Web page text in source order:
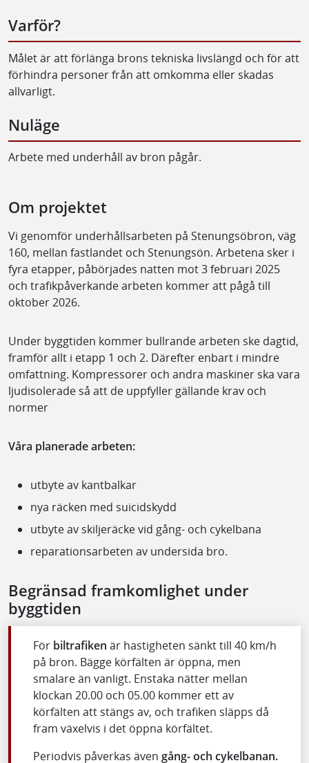
Varför?
Målet är att förlänga brons tekniska livslängd och för att
förhindra personer från att omkomma eller skadas
allvarligt.
Nuläge
Arbete med underhåll av bron pågår.
Om projektet
Vi genomför underhållsarbeten på Stenungsöbron, väg
160, mellan fastlandet och Stenungsön. Arbetena sker i
fyra etapper, påbörjades natten mot 3 februari 2025
och trafikpåverkande arbeten kommer att pågå till
oktober 2026.
Under byggtiden kommer bullrande arbeten ske dagtid,
framför allt i etapp 1 och 2. Därefter enbart i mindre
omfattning. Kompressorer och andra maskiner ska vara
ljudisolerade så att de uppfyller gällande krav och
normer
Våra planerade arbeten:
utbyte av kantbalkar
nya räcken med suicidskydd
utbyte av skiljeräcke vid gång- och cykelbana
reparationsarbeten av undersida bro.
Begränsad framkomlighet under
byggtiden
För biltrafiken är hastigheten sänkt till 40 km/h
på bron. Bägge körfälten är öppna, men
smalare än vanligt. Enstaka nätter mellan
klockan 20.00 och 05.00 kommer ett av
körfälten att stängs av, och trafiken släpps då
fram växelvis i det öppna körfältet.
Periodvis påverkas även gång- och cykelbanan.